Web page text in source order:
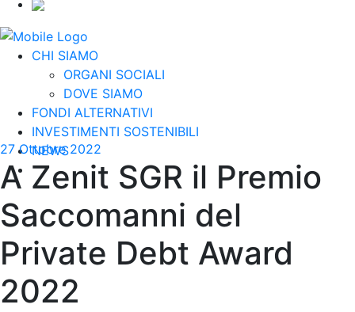
CHI SIAMO
ORGANI SOCIALI
DOVE SIAMO
FONDI ALTERNATIVI
INVESTIMENTI SOSTENIBILI
NEWS
27 Ottobre 2022
A Zenit SGR il Premio
Saccomanni del
Private Debt Award
2022